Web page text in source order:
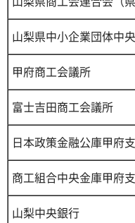
山梨県中小企業団体中
甲府商工会議所
富士吉田商工会議所
日本政策金融公庫甲府
商工組合中央金庫甲府
山梨中央銀行